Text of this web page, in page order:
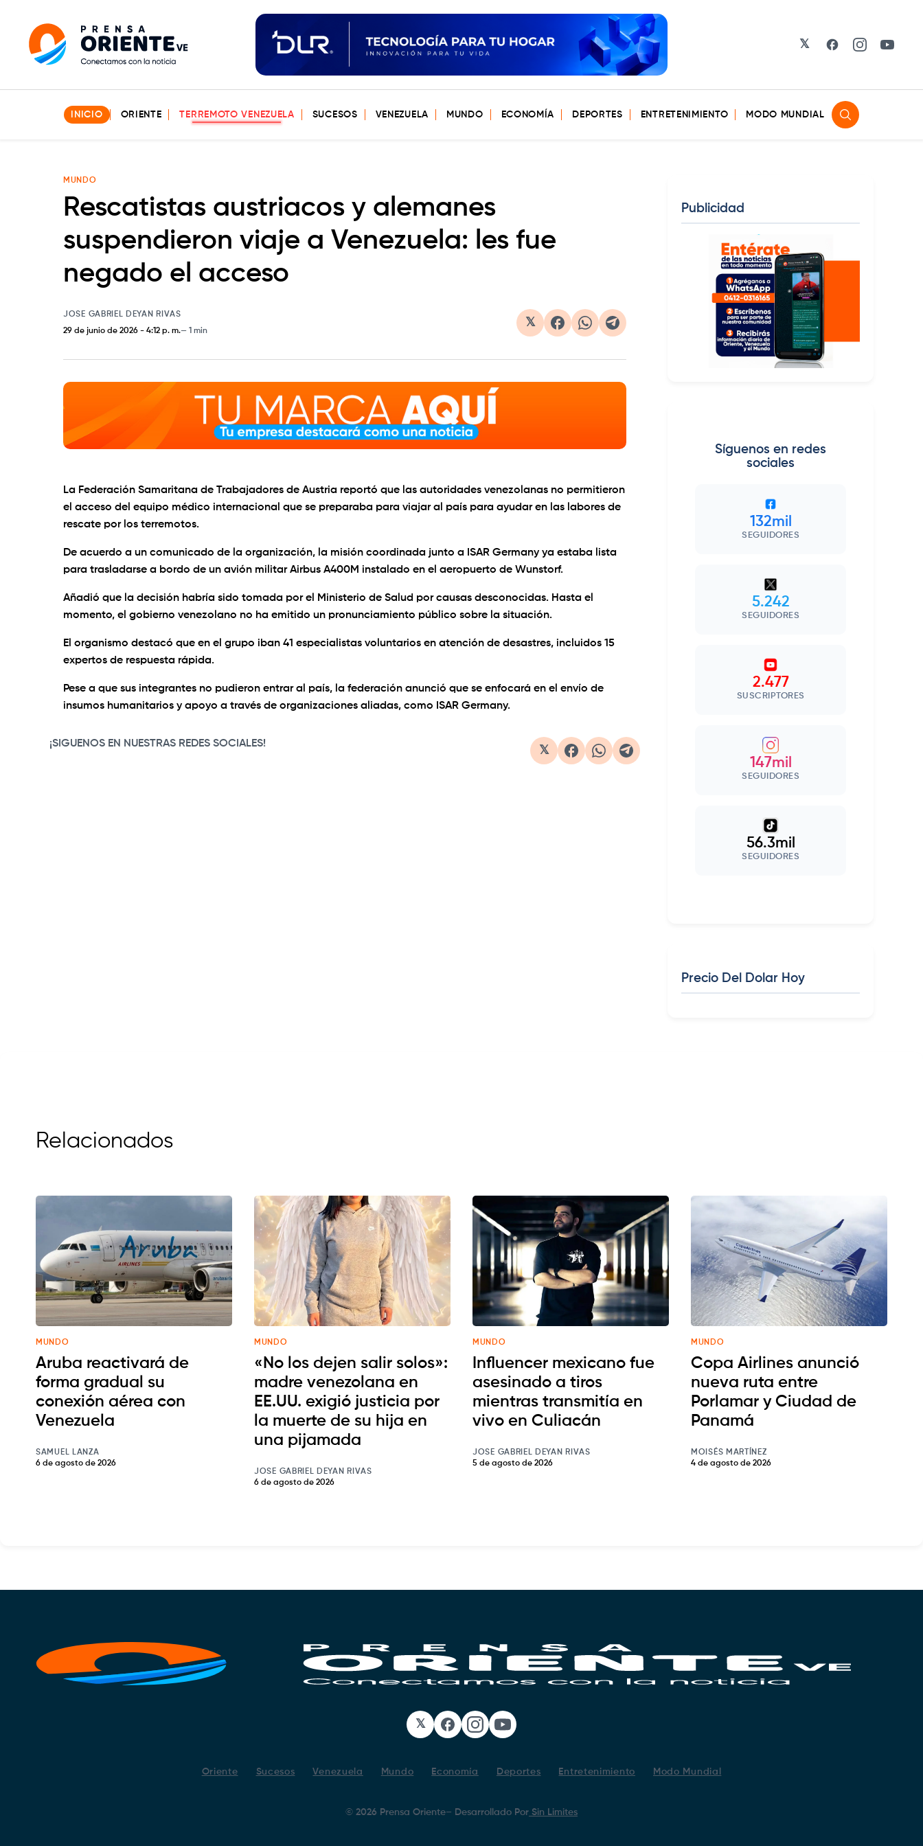
𝕏 Facebook
Instagram
INICIO ORIENTE TERREMOTO VENEZUELA SUCESOS VENEZUELA MUNDO ECONOMÍA DEPORTES ENTRETENIMIENTO MODO MUNDIAL
MUNDO
Rescatistas austriacos y alemanes
suspendieron viaje a Venezuela: les fue
negado el acceso
JOSE GABRIEL DEYAN RIVAS
29 de junio de 2026 - 4:12 p. m. 1 min
𝕏
La Federación Samaritana de Trabajadores de Austria reportó que las autoridades venezolanas no permitieron
el acceso del equipo médico internacional que se preparaba para viajar al país para ayudar en las labores de
rescate por los terremotos.
De acuerdo a un comunicado de la organización, la misión coordinada junto a ISAR Germany ya estaba lista
para trasladarse a bordo de un avión militar Airbus A400M instalado en el aeropuerto de Wunstorf.
Añadió que la decisión habría sido tomada por el Ministerio de Salud por causas desconocidas. Hasta el
momento, el gobierno venezolano no ha emitido un pronunciamiento público sobre la situación.
El organismo destacó que en el grupo iban 41 especialistas voluntarios en atención de desastres, incluidos 15
expertos de respuesta rápida.
Pese a que sus integrantes no pudieron entrar al país, la federación anunció que se enfocará en el envío de
insumos humanitarios y apoyo a través de organizaciones aliadas, como ISAR Germany.
¡SIGUENOS EN NUESTRAS REDES SOCIALES!
𝕏
Publicidad
Síguenos en redes
sociales
132mil
SEGUIDORES
5.242
SEGUIDORES
2.477
SUSCRIPTORES
147mil
SEGUIDORES
56.3mil
SEGUIDORES
Precio Del Dolar Hoy
Relacionados
MUNDO
Aruba reactivará de
forma gradual su
conexión aérea con
Venezuela
SAMUEL LANZA
6 de agosto de 2026
MUNDO
«No los dejen salir solos»:
madre venezolana en
EE.UU. exigió justicia por
la muerte de su hija en
una pijamada
JOSE GABRIEL DEYAN RIVAS
6 de agosto de 2026
MUNDO
Influencer mexicano fue
asesinado a tiros
mientras transmitía en
vivo en Culiacán
JOSE GABRIEL DEYAN RIVAS
5 de agosto de 2026
MUNDO
Copa Airlines anunció
nueva ruta entre
Porlamar y Ciudad de
Panamá
MOISÉS MARTÍNEZ
4 de agosto de 2026
𝕏 Facebook
Instagram
YouTube
Oriente Sucesos Venezuela Mundo Economía Deportes Entretenimiento Modo Mundial
© 2026 Prensa Oriente– Desarrollado Por Sin Limites